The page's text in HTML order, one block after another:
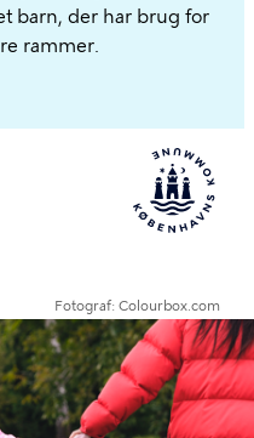
barn, der har brug for
rammer.
Fotograf Colourbox.com